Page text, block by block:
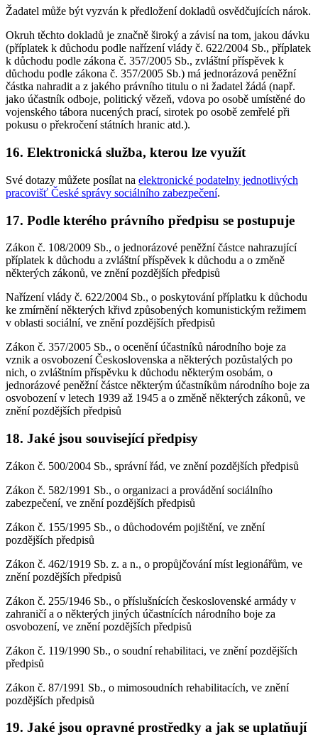
Žadatel může být vyzván k předložení dokladů osvědčujících nárok.
Okruh těchto dokladů je značně široký a závisí na tom, jakou dávku
(příplatek k důchodu podle nařízení vlády č. 622/2004 Sb., příplatek
k důchodu podle zákona č. 357/2005 Sb., zvláštní příspěvek k
důchodu podle zákona č. 357/2005 Sb.) má jednorázová peněžní
částka nahradit a z jakého právního titulu o ni žadatel žádá (např.
jako účastník odboje, politický vězeň, vdova po osobě umístěné do
vojenského tábora nucených prací, sirotek po osobě zemřelé při
pokusu o překročení státních hranic atd.).
16. Elektronická služba, kterou lze využít
Své dotazy můžete posílat na elektronické podatelny jednotlivých
pracovišť České správy sociálního zabezpečení.
17. Podle kterého právního předpisu se postupuje
Zákon č. 108/2009 Sb., o jednorázové peněžní částce nahrazující
příplatek k důchodu a zvláštní příspěvek k důchodu a o změně
některých zákonů, ve znění pozdějších předpisů
Nařízení vlády č. 622/2004 Sb., o poskytování příplatku k důchodu
ke zmírnění některých křivd způsobených komunistickým režimem
v oblasti sociální, ve znění pozdějších předpisů
Zákon č. 357/2005 Sb., o ocenění účastníků národního boje za
vznik a osvobození Československa a některých pozůstalých po
nich, o zvláštním příspěvku k důchodu některým osobám, o
jednorázové peněžní částce některým účastníkům národního boje za
osvobození v letech 1939 až 1945 a o změně některých zákonů, ve
znění pozdějších předpisů
18. Jaké jsou související předpisy
Zákon č. 500/2004 Sb., správní řád, ve znění pozdějších předpisů
Zákon č. 582/1991 Sb., o organizaci a provádění sociálního
zabezpečení, ve znění pozdějších předpisů
Zákon č. 155/1995 Sb., o důchodovém pojištění, ve znění
pozdějších předpisů
Zákon č. 462/1919 Sb. z. a n., o propůjčování míst legionářům, ve
znění pozdějších předpisů
Zákon č. 255/1946 Sb., o příslušnících československé armády v
zahraničí a o některých jiných účastnících národního boje za
osvobození, ve znění pozdějších předpisů
Zákon č. 119/1990 Sb., o soudní rehabilitaci, ve znění pozdějších
předpisů
Zákon č. 87/1991 Sb., o mimosoudních rehabilitacích, ve znění
pozdějších předpisů
19. Jaké jsou opravné prostředky a jak se uplatňují